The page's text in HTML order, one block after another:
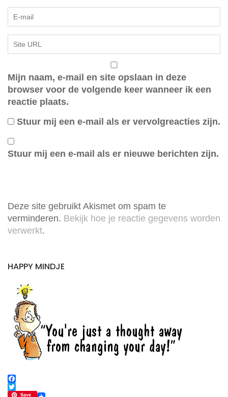
Mijn naam, e-mail en site opslaan in deze
browser voor de volgende keer wanneer ik een
reactie plaats.
Stuur mij een e-mail als er vervolgreacties zijn.
Stuur mij een e-mail als er nieuwe berichten zijn.
Deze site gebruikt Akismet om spam te
verminderen. Bekijk hoe je reactie gegevens worden
verwerkt.
HAPPY MINDJE
F
a
T Save